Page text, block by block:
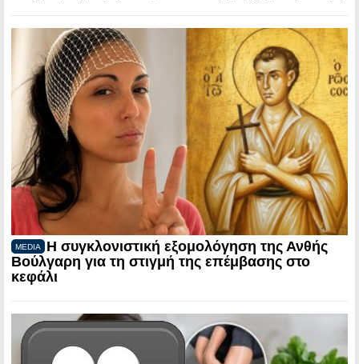
MEDIA
Η συγκλονιστική εξομολόγηση της Ανθής
Βούλγαρη για τη στιγμή της επέμβασης στο
κεφάλι